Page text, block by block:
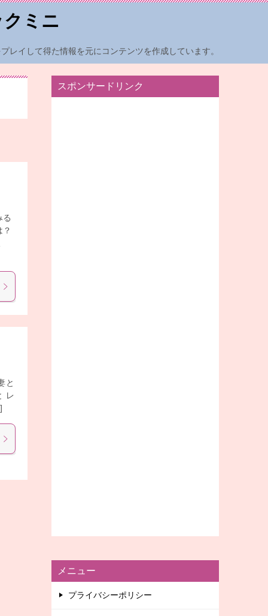
ミニ
レイして得た情報を元にコンテンツを作成しています。
る
と
レ
スポンサードリンク
メニュー
プライバシーポリシー